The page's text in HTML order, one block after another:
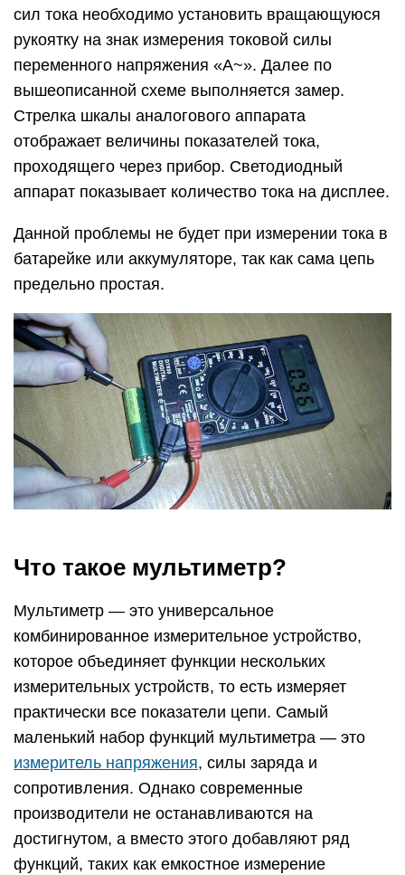
сил тока необходимо установить вращающуюся
рукоятку на знак измерения токовой силы
переменного напряжения «А~». Далее по
вышеописанной схеме выполняется замер.
Стрелка шкалы аналогового аппарата
отображает величины показателей тока,
проходящего через прибор. Светодиодный
аппарат показывает количество тока на дисплее.
Данной проблемы не будет при измерении тока в
батарейке или аккумуляторе, так как сама цепь
предельно простая.
Что такое мультиметр?
Мультиметр — это универсальное
комбинированное измерительное устройство,
которое объединяет функции нескольких
измерительных устройств, то есть измеряет
практически все показатели цепи. Самый
маленький набор функций мультиметра — это
измеритель напряжения, силы заряда и
сопротивления. Однако современные
производители не останавливаются на
достигнутом, а вместо этого добавляют ряд
функций, таких как емкостное измерение